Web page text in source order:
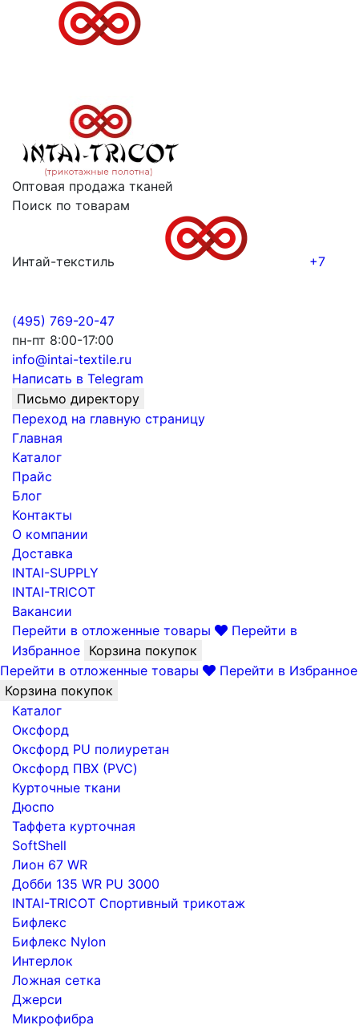
Оптовая продажа тканей
Поиск по товарам
Интай-текстиль +7
(495) 769-20-47
пн-пт 8:00-17:00
info@intai-textile.ru
Написать в Telegram
Письмо директору
Переход на главную страницу
Главная
Каталог
Прайс
Блог
Контакты
О компании
Доставка
INTAI-SUPPLY
INTAI-TRICOT
Вакансии
Перейти в отложенные товары
Перейти в
Избранное Корзина покупок
Перейти в отложенные товары
Перейти в Избранное
Корзина покупок
Каталог
Оксфорд
Оксфорд PU полиуретан
Оксфорд ПВХ (PVC)
Курточные ткани
Дюспо
Таффета курточная
SoftShell
Лион 67 WR
Добби 135 WR PU 3000
INTAI-TRICOT Спортивный трикотаж
Бифлекс
Бифлекс Nylon
Интерлок
Ложная сетка
Джерси
Микрофибра